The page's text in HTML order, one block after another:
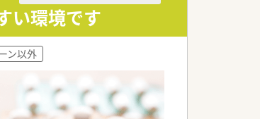
できる方を募ります。
供しています。
参加しています。（フラワ
い環境です
ン以外